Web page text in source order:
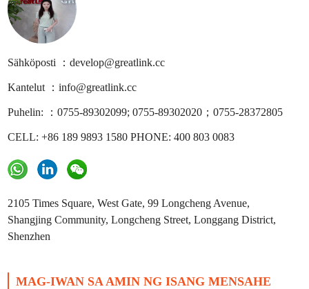
Sähköposti ：develop@greatlink.cc
Kantelut ：info@greatlink.cc
Puhelin: ：0755-89302099; 0755-89302020；0755-28372805
CELL: +86 189 9893 1580 PHONE: 400 803 0083
2105 Times Square, West Gate, 99 Longcheng Avenue,
Shangjing Community, Longcheng Street, Longgang District,
Shenzhen
MAG-IWAN SA AMIN NG ISANG MENSAHE